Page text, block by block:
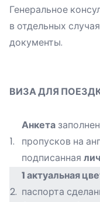
Генеральное
в отдельных
документы.
ВИЗА ДЛЯ
1.
Анкета
пропусков на
подписанная
2.
1 актуальная
паспорта